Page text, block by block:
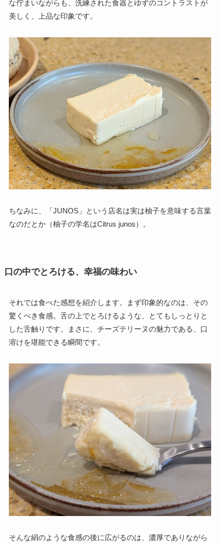
な佇まいながらも、洗練された食器とゆずのコントラストが
美しく、上品な印象です。
ちなみに、「JUNOS」という店名は実は柚子を意味する言葉
なのだとか（柚子の学名はCitrus junos）。
口の中でとろける、幸福の味わい
それでは食べた感想を紹介します。まず印象的なのは、その
驚くべき食感。舌の上でとろけるような、とてもしっとりと
した舌触りです。まさに、チーズテリーヌの魅力である、口
溶けを堪能できる瞬間です。
そんな絹のような食感の後に広がるのは、濃厚でありながら